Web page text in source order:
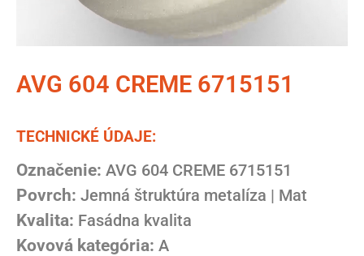
AVG 604 CREME 6715151
TECHNICKÉ ÚDAJE:
Označenie: AVG 604 CREME 6715151
Povrch: Jemná štruktúra metalíza | Mat
Kvalita: Fasádna kvalita
Kovová kategória: A